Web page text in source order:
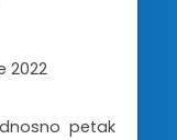
petak